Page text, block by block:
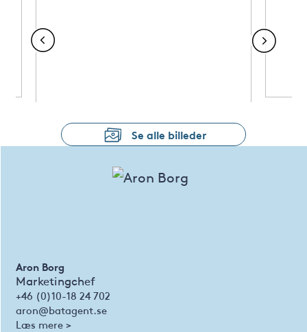
Se alle billeder
Aron Borg
Marketingchef
+46 (0)10-18 24 702
aron@batagent.se
Læs mere >